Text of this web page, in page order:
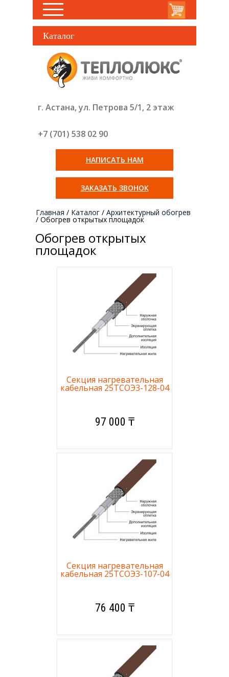
Каталог
г. Астана, ул. Петрова 5/1, 2 этаж
+7 (701) 538 02 90
НАПИСАТЬ НАМ
ЗАКАЗАТЬ ЗВОНОК
Главная / Каталог / Архитектурный обогрев
/ Обогрев открытых площадок
Обогрев открытых
площадок
Секция нагревательная
кабельная 25ТСОЭ3-128-04
97 000 ₸
Секция нагревательная
кабельная 25ТСОЭ3-107-04
76 400 ₸